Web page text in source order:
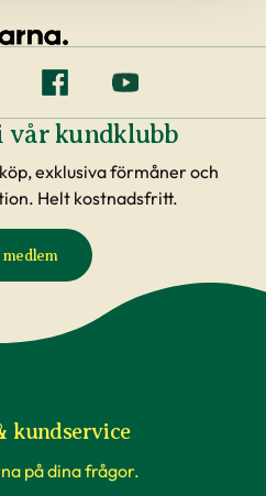
vår kundklubb
exklusiva förmåner och
Helt kostnadsfritt.
medlem
kundservice
på dina frågor.